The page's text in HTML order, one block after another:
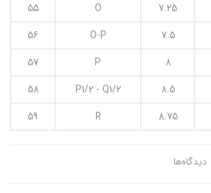
7.25
O
55
7.5
O-P
56
8
P
57
8.5
P1/2 - Q1/2
58
8.75
R
59
دیدگاه‌ها